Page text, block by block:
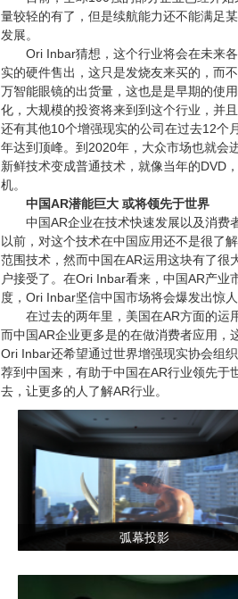
量较轻的有了，但是续航能力还不能满足
发展。
Ori Inbar猜想，这个行业将会在未来各
实的硬件售出，这只是发烧友来买的，而
万智能眼镜的出货量，这也是是早期的使
化，大规模的投资将来到到这个行业，并
还有其他10个增强现实的公司在过去12个
年达到顶峰。到2020年，大众市场也就会
新鲜技术变成普通技术，就像当年的DVD
机。
中国AR潜能巨大 或将领先于世界
中国AR企业在技术快速发展以及消费
以前，对这个技术在中国应用还不是很了
范围技术，然而中国在AR运用这块有了很
户接受了。在Ori Inbar看来，中国AR产
度，Ori Inbar坚信中国市场将会爆发出惊人
在过去的两年里，美国在AR方面的运用
而中国AR企业更多是的在做消费者应用，
Ori Inbar还希望通过世界增强现实协会组
荐到中国来，有助于中国在AR行业领先于
去，让更多的人了解AR行业。
弧幕投影